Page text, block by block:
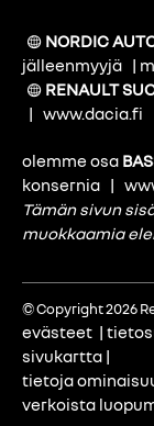
NORDIC
jälleenmyyjä |
RENAULT
| www.dacia.fi
olemme osa
konsernia |
Tämän sivun
muokkaamia
© Copyright 2026
evästeet |
sivukartta |
tietoja
verkoista